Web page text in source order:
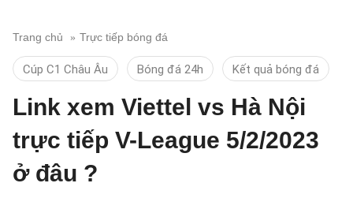
Trang chủ Trực tiếp bóng đá
Cúp C1 Châu Âu Bóng đá 24h Kết quả bóng đá
Link xem Viettel vs Hà Nội
trực tiếp V-League 5/2/2023
ở đâu ?